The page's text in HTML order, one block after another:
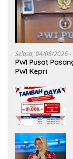
Selasa, 04/08/2026 -
PWI Pusat
PWI Kepri